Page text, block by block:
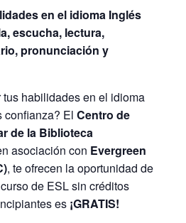
en el idioma Inglés
escucha, lectura,
pronunciación y
habilidades en el idioma
confianza? ElCentro de
de la Biblioteca
asociación con Evergreen
, te ofrecen la oportunidad de
de ESL sin créditos
es ¡GRATIS!